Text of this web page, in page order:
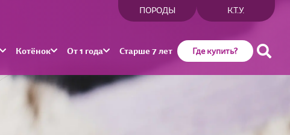
Котёнок От 1 года Старше 7 лет Где купить?
ПОРОДЫ К.Т.У.